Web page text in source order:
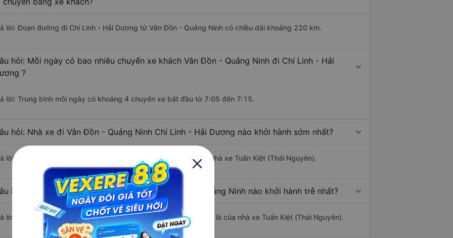
lời: Đoạn đường đi Chí Linh - Hải Dương từ Vân Đồn - Quảng Ninh có chiều dài khoảng 220 km.
hỏi: Mỗi ngày có bao nhiêu chuyến xe khách Vân Đồn - Quảng Ninh đi Chí Linh - Hải
?
lời: Trung bình mỗi ngày có khoảng 4 chuyến xe bắt đầu từ 7:05 đến 7:15.
hỏi: Nhà xe đi Vân Đồn - Quảng Ninh Chí Linh - Hải Dương nào khởi hành sớm nhất?
lời: Chuyến xe có giờ xuất phát sớm nhất vào lúc 7:05 là của nhà xe Tuấn Kiệt (Thái Nguyên).
hỏi: Nhà xe đi Chí Linh - Hải Dương từ Vân Đồn - Quảng Ninh nào khởi hành trễ nhất?
lời: Chuyến xe có giờ xuất phát trễ (muộn) nhất là vào lúc 7:15 là của nhà xe Tuấn Kiệt (Thái Nguyên).